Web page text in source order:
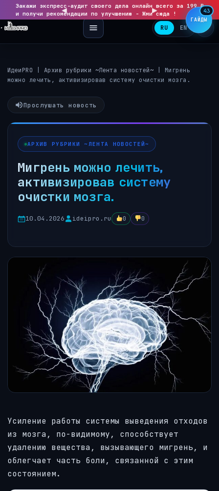
◀
Закажи экспресс-аудит своего дела онлайн всего за 199 ₽
и получи рекомендации по улучшению - Жми сюда !
▶
RU EN
ИдеиPRO Архив рубрики ~Лента новостей~
Мигрень
можно лечить, активизировав систему очистки мозга.
Прослушать новость
АРХИВ РУБРИКИ ~ЛЕНТА НОВОСТЕЙ~
Мигрень можно лечить,
активизировав систему
очистки мозга.
10.04.2026 ideipro.ru 0 0
Усиление работы системы выведения отходов
из мозга, по-видимому, способствует
удалению вещества, вызывающего мигрень, и
облегчает часть боли, связанной с этим
состоянием.
ГАЙДЫ
43